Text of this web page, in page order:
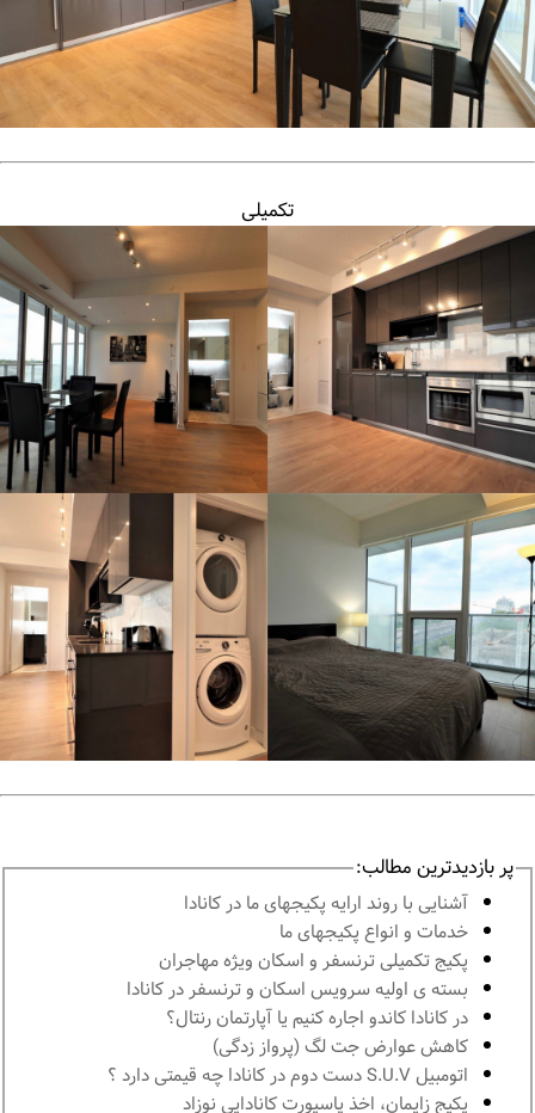
تکمیلی
پر بازدیدترین مطالب:
آشنايى با روند ارايه پكيجهاى ما در كانادا
خدمات و انواع پكيجهاى ما
پكيج تكميلى ترنسفر و اسكان ويژه مهاجران
بسته ی اولیه سرویس اسکان و ترنسفر در کانادا
در كانادا کاندو اجاره كنيم يا آپارتمان رنتال؟
کاهش عوارض جت لگ (پرواز زدگی)
اتومبیل S.U.V دست دوم در كانادا چه قيمتى دارد ؟
پكيج زايمان، اخذ پاسپورت كانادايى نوزاد